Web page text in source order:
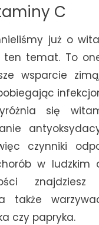
C
już o
ten temat. To
wsparcie
się
czynniki
w ludzkim
także
czy papryka.